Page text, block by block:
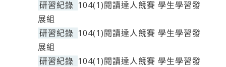
研習紀錄 104(1)閱讀達人競賽 學生學習發
展組
研習紀錄 104(1)閱讀達人競賽 學生學習發
展組
研習紀錄 104(1)閱讀達人競賽 學生學習發